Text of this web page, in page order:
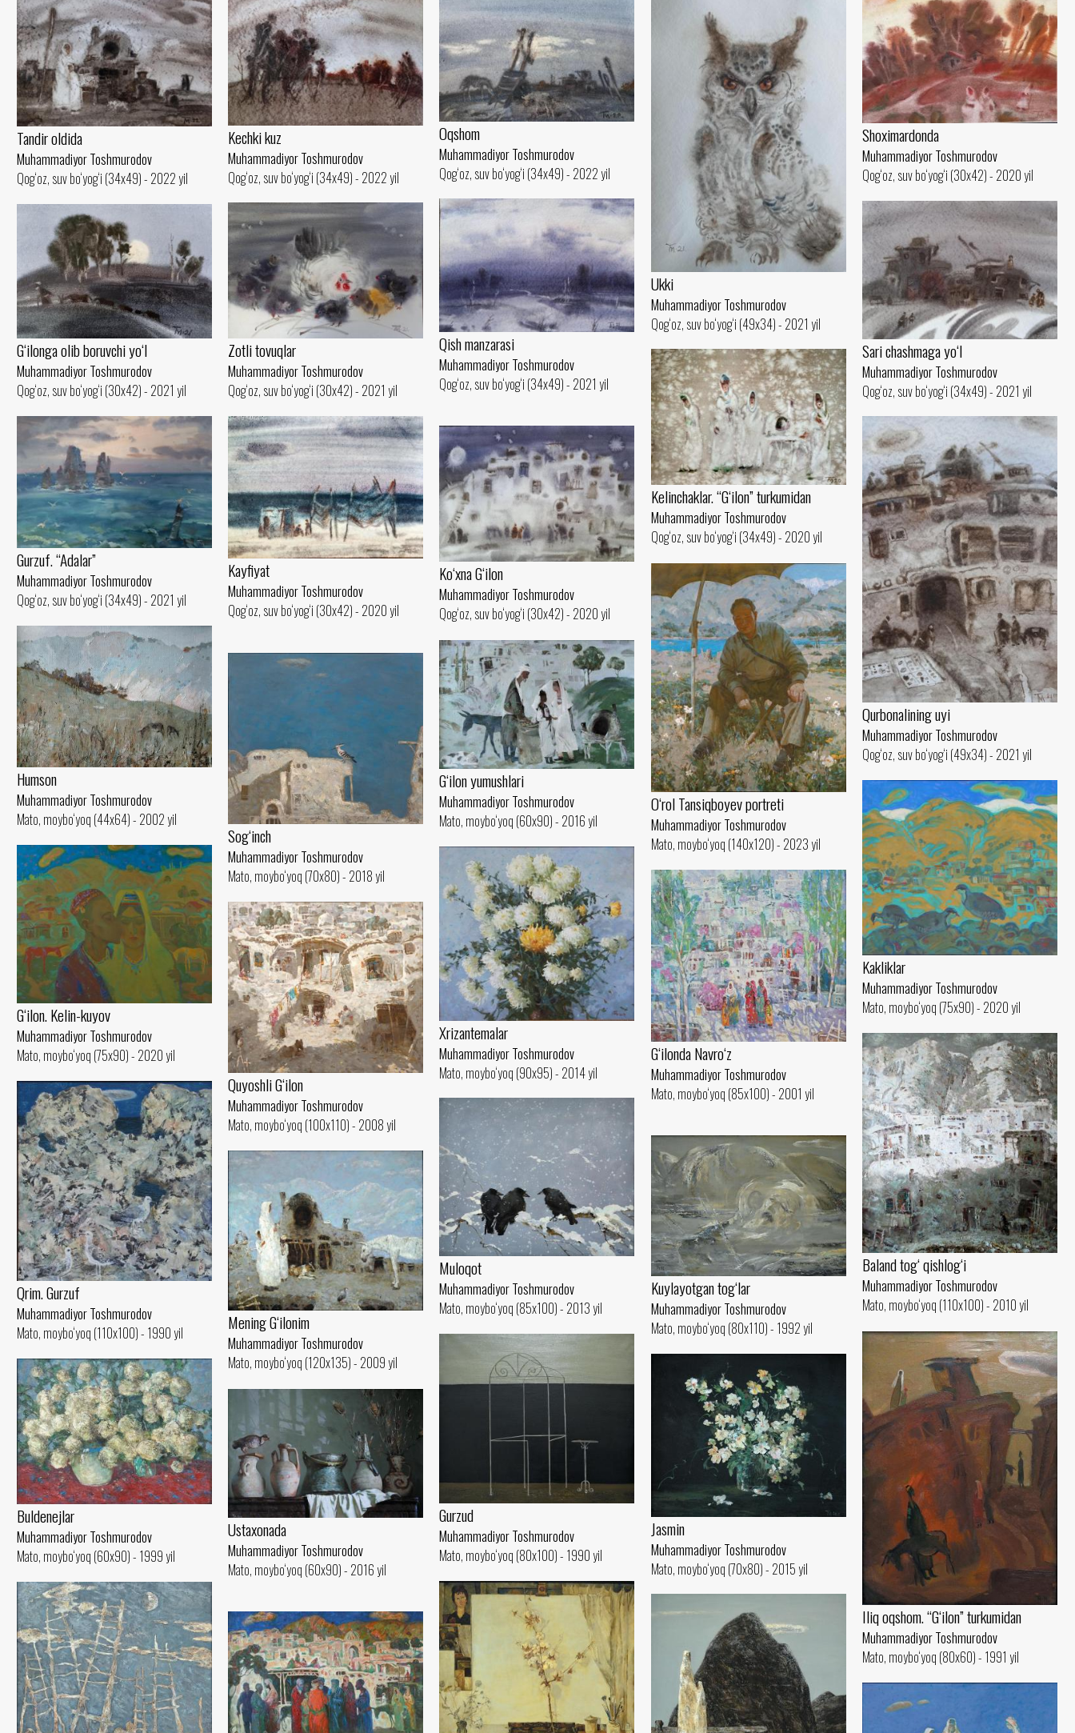
Tandir oldida
Muhammadiyor Toshmurodov
Qog‘oz, suv bo‘yog‘i (34x49) - 2022 yil
Kechki kuz
Muhammadiyor Toshmurodov
Qog‘oz, suv bo‘yog‘i (34x49) - 2022 yil
Oqshom
Muhammadiyor Toshmurodov
Qog‘oz, suv bo‘yog‘i (34x49) - 2022 yil
Ukki
Muhammadiyor Toshmurodov
Qog‘oz, suv bo‘yog‘i (49x34) - 2021 yil
Shoximardonda
Muhammadiyor Toshmurodov
Qog‘oz, suv bo‘yog‘i (30x42) - 2020 yil
Qish manzarasi
Muhammadiyor Toshmurodov
Qog‘oz, suv bo‘yog‘i (34x49) - 2021 yil
Sari chashmaga yo‘l
Muhammadiyor Toshmurodov
Qog‘oz, suv bo‘yog‘i (34x49) - 2021 yil
Zotli tovuqlar
Muhammadiyor Toshmurodov
Qog‘oz, suv bo‘yog‘i (30x42) - 2021 yil
G‘ilonga olib boruvchi yo‘l
Muhammadiyor Toshmurodov
Qog‘oz, suv bo‘yog‘i (30x42) - 2021 yil
Kelinchaklar. “G‘ilon” turkumidan
Muhammadiyor Toshmurodov
Qog‘oz, suv bo‘yog‘i (34x49) - 2020 yil
Gurzuf. “Adalar”
Muhammadiyor Toshmurodov
Qog‘oz, suv bo‘yog‘i (34x49) - 2021 yil
Kayfiyat
Muhammadiyor Toshmurodov
Qog‘oz, suv bo‘yog‘i (30x42) - 2020 yil
Qurbonalining uyi
Muhammadiyor Toshmurodov
Qog‘oz, suv bo‘yog‘i (49x34) - 2021 yil
Ko‘xna G‘ilon
Muhammadiyor Toshmurodov
Qog‘oz, suv bo‘yog‘i (30x42) - 2020 yil
O‘rol Tansiqboyev portreti
Muhammadiyor Toshmurodov
Mato, moybo‘yoq (140x120) - 2023 yil
Humson
Muhammadiyor Toshmurodov
Mato, moybo‘yoq (44x64) - 2002 yil
G‘ilon yumushlari
Muhammadiyor Toshmurodov
Mato, moybo‘yoq (60x90) - 2016 yil
Sog‘inch
Muhammadiyor Toshmurodov
Mato, moybo‘yoq (70x80) - 2018 yil
Kakliklar
Muhammadiyor Toshmurodov
Mato, moybo‘yoq (75x90) - 2020 yil
G‘ilon. Kelin-kuyov
Muhammadiyor Toshmurodov
Mato, moybo‘yoq (75x90) - 2020 yil
Xrizantemalar
Muhammadiyor Toshmurodov
Mato, moybo‘yoq (90x95) - 2014 yil
G‘ilonda Navro‘z
Muhammadiyor Toshmurodov
Mato, moybo‘yoq (85x100) - 2001 yil
Quyoshli G‘ilon
Muhammadiyor Toshmurodov
Mato, moybo‘yoq (100x110) - 2008 yil
Baland tog‘ qishlog‘i
Muhammadiyor Toshmurodov
Mato, moybo‘yoq (110x100) - 2010 yil
Qrim. Gurzuf
Muhammadiyor Toshmurodov
Mato, moybo‘yoq (110x100) - 1990 yil
Muloqot
Muhammadiyor Toshmurodov
Mato, moybo‘yoq (85x100) - 2013 yil
Kuylayotgan tog‘lar
Muhammadiyor Toshmurodov
Mato, moybo‘yoq (80x110) - 1992 yil
Mening G‘ilonim
Muhammadiyor Toshmurodov
Mato, moybo‘yoq (120x135) - 2009 yil
Iliq oqshom. “G‘ilon” turkumidan
Muhammadiyor Toshmurodov
Mato, moybo‘yoq (80x60) - 1991 yil
Gurzud
Muhammadiyor Toshmurodov
Mato, moybo‘yoq (80x100) - 1990 yil
Jasmin
Muhammadiyor Toshmurodov
Mato, moybo‘yoq (70x80) - 2015 yil
Buldenejlar
Muhammadiyor Toshmurodov
Mato, moybo‘yoq (60x90) - 1999 yil
Ustaxonada
Muhammadiyor Toshmurodov
Mato, moybo‘yoq (60x90) - 2016 yil